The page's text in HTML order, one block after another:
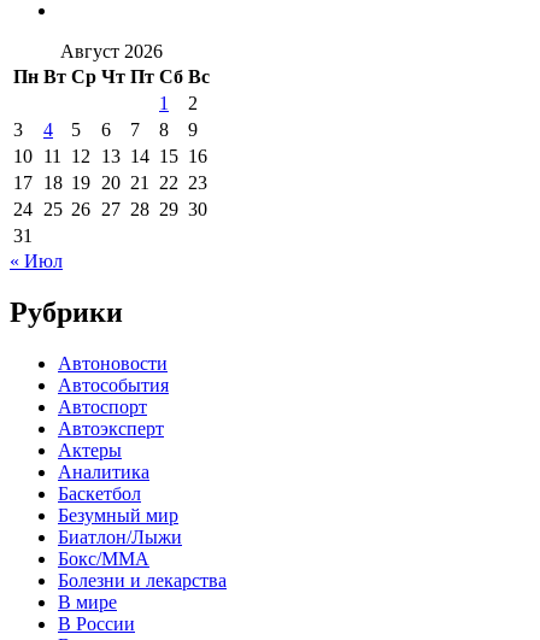
Август 2026
Пн Вт Ср Чт Пт Сб Вс
1
2
3
4 5 6 7 8
9
10 11 12 13 14 15 16
17 18 19 20 21 22 23
24 25 26 27 28 29 30
31
« Июл
Рубрики
Автоновости
Автособытия
Автоспорт
Автоэксперт
Актеры
Аналитика
Баскетбол
Безумный мир
Биатлон/Лыжи
Бокс/MMA
Болезни и лекарства
В мире
В России